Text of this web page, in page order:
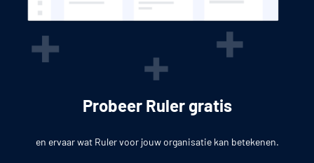
Probeer Ruler gratis
en ervaar wat Ruler voor jouw organisatie kan betekenen.